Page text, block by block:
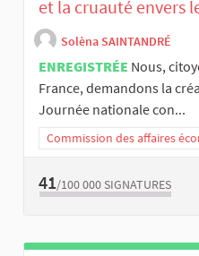
et la cruauté envers
Solèna SAINTANDRÉ
ENREGISTRÉE Nous,
France, demandons la
Journée nationale con...
Commission des affaires
41/100 000 SIGNATURES